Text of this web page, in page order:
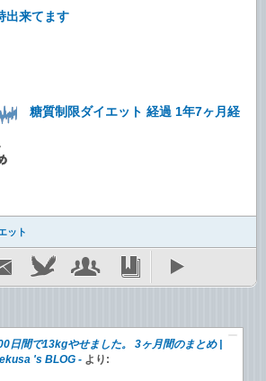
出来てます
糖質制限ダイエット 経過 1年7ヶ月経
ット
日間で13kgやせました。 3ヶ月間のまとめ |
's BLOG - より: